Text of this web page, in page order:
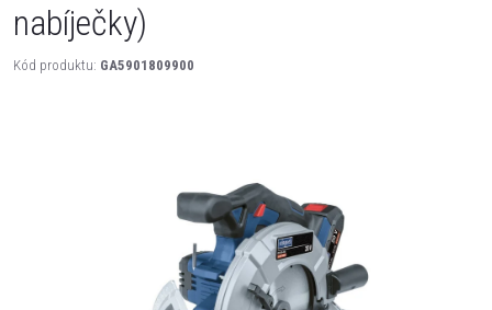
nabíječky)
Kód produktu: GA5901809900